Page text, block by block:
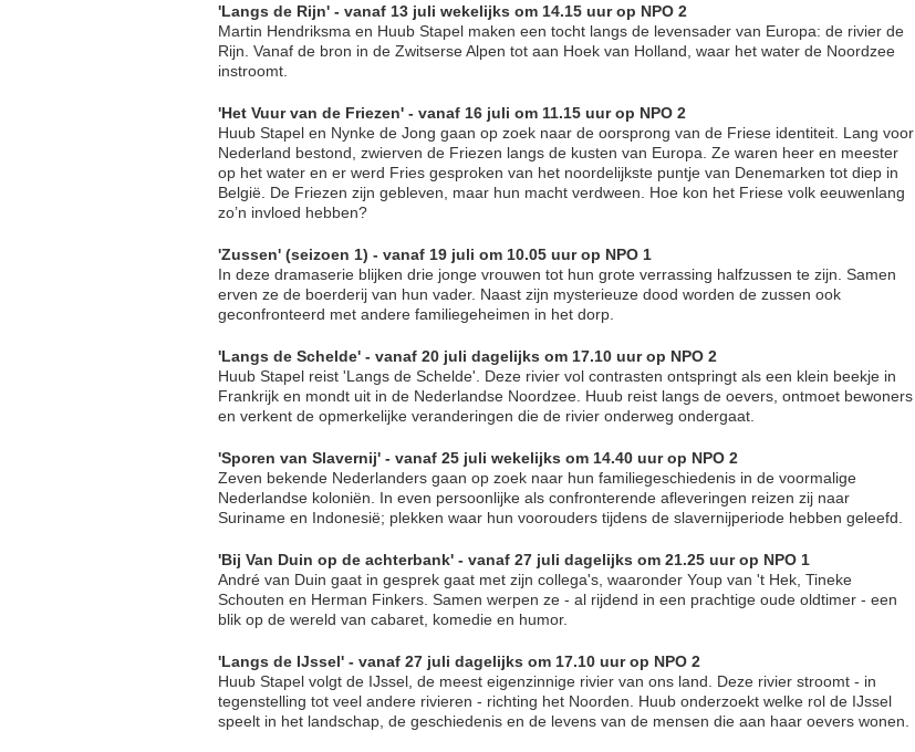
'Langs de Rijn' - vanaf 13 juli wekelijks om 14.15 uur op NPO 2
Martin Hendriksma en Huub Stapel maken een tocht langs de levensader van Europa: de rivier de
Rijn. Vanaf de bron in de Zwitserse Alpen tot aan Hoek van Holland, waar het water de Noordzee
instroomt.
'Het Vuur van de Friezen' - vanaf 16 juli om 11.15 uur op NPO 2
Huub Stapel en Nynke de Jong gaan op zoek naar de oorsprong van de Friese identiteit. Lang voor
Nederland bestond, zwierven de Friezen langs de kusten van Europa. Ze waren heer en meester
op het water en er werd Fries gesproken van het noordelijkste puntje van Denemarken tot diep in
België. De Friezen zijn gebleven, maar hun macht verdween. Hoe kon het Friese volk eeuwenlang
zo’n invloed hebben?
'Zussen' (seizoen 1) - vanaf 19 juli om 10.05 uur op NPO 1
In deze dramaserie blijken drie jonge vrouwen tot hun grote verrassing halfzussen te zijn. Samen
erven ze de boerderij van hun vader. Naast zijn mysterieuze dood worden de zussen ook
geconfronteerd met andere familiegeheimen in het dorp.
'Langs de Schelde' - vanaf 20 juli dagelijks om 17.10 uur op NPO 2
Huub Stapel reist 'Langs de Schelde'. Deze rivier vol contrasten ontspringt als een klein beekje in
Frankrijk en mondt uit in de Nederlandse Noordzee. Huub reist langs de oevers, ontmoet bewoners
en verkent de opmerkelijke veranderingen die de rivier onderweg ondergaat.
'Sporen van Slavernij' - vanaf 25 juli wekelijks om 14.40 uur op NPO 2
Zeven bekende Nederlanders gaan op zoek naar hun familiegeschiedenis in de voormalige
Nederlandse koloniën. In even persoonlijke als confronterende afleveringen reizen zij naar
Suriname en Indonesië; plekken waar hun voorouders tijdens de slavernijperiode hebben geleefd.
'Bij Van Duin op de achterbank' - vanaf 27 juli dagelijks om 21.25 uur op NPO 1
André van Duin gaat in gesprek gaat met zijn collega's, waaronder Youp van 't Hek, Tineke
Schouten en Herman Finkers. Samen werpen ze - al rijdend in een prachtige oude oldtimer - een
blik op de wereld van cabaret, komedie en humor.
'Langs de IJssel' - vanaf 27 juli dagelijks om 17.10 uur op NPO 2
Huub Stapel volgt de IJssel, de meest eigenzinnige rivier van ons land. Deze rivier stroomt - in
tegenstelling tot veel andere rivieren - richting het Noorden. Huub onderzoekt welke rol de IJssel
speelt in het landschap, de geschiedenis en de levens van de mensen die aan haar oevers wonen.